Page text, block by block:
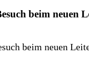
beim neuen